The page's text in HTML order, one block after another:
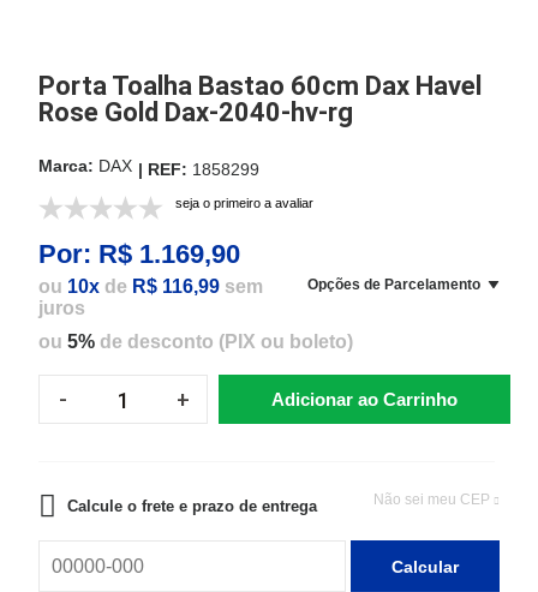
Porta Toalha Bastao 60cm Dax Havel
Rose Gold Dax-2040-hv-rg
DAX 1858299
seja o primeiro a avaliar
Por: R$ 1.169,90
ou 10x de R$ 116,99 sem
juros
Opções de Parcelamento
ou 5% de desconto (PIX ou boleto)
Adicionar ao Carrinho
Calcule o frete e prazo de entrega Não sei meu CEP
Calcular